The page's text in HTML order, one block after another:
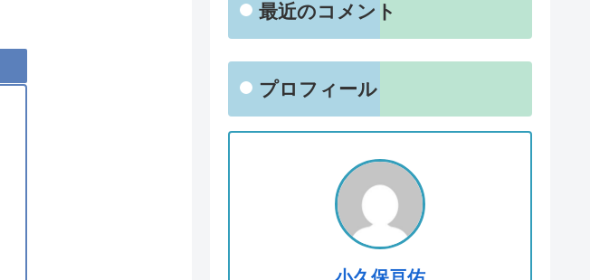
最近のコメント
プロフィール